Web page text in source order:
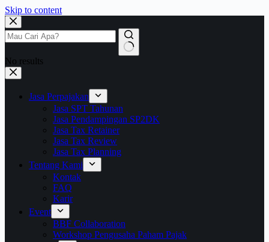
Skip to content
No results
Jasa Perpajakan
Jasa SPT Tahunan
Jasa Pendampingan SP2DK
Jasa Tax Retainer
Jasa Tax Review
Jasa Tax Planning
Tentang Kami
Kontak
FAQ
Karir
Event
BBF Collaboration
Workshop Pengusaha Paham Pajak